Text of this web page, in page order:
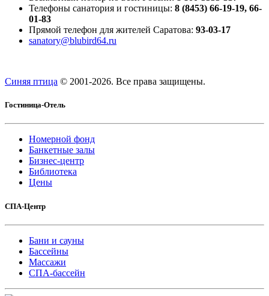
Телефоны санатория и гостиницы: 8 (8453) 66-19-19, 66-
01-83
Прямой телефон для жителей Саратова: 93-03-17
sanatory@blubird64.ru
Синяя птица © 2001-2026. Все права защищены.
Гостиница-Отель
Номерной фонд
Банкетные залы
Бизнес-центр
Библиотека
Цены
СПА-Центр
Бани и сауны
Бассейны
Массажи
СПА-бассейн